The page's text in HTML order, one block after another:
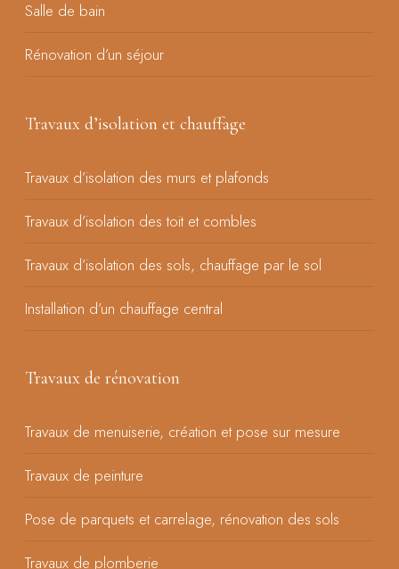
Salle de bain
Rénovation d’un séjour
Travaux d’isolation et chauffage
Travaux d’isolation des murs et plafonds
Travaux d’isolation des toit et combles
Travaux d’isolation des sols, chauffage par le sol
Installation d’un chauffage central
Travaux de rénovation
Travaux de menuiserie, création et pose sur mesure
Travaux de peinture
Pose de parquets et carrelage, rénovation des sols
Travaux de plomberie